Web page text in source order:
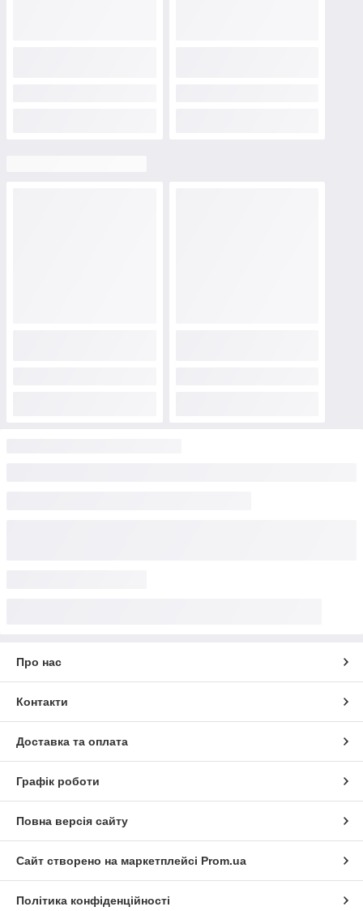
Про нас
Контакти
Доставка та оплата
Графік роботи
Повна версія сайту
Сайт створено на маркетплейсі Prom.ua
Політика конфіденційності